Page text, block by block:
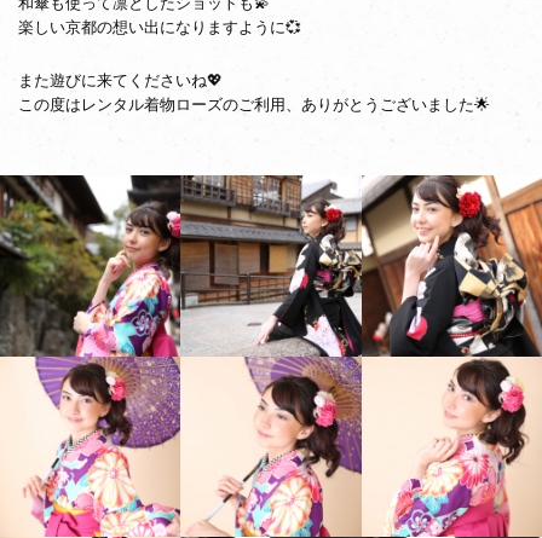
楽しい京都の想い出になりますように💞
また遊びに来てくださいね💖
この度はレンタル着物ローズのご利用、ありがとうございました🌟